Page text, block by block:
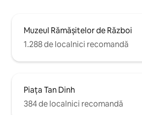
Financial Tower, 10 minute până la stația
centrală de autobuz Ben Thanh și
Pregătește-te să explorezi Saigonul –
Muzeul Rămășitelor de Război
1.288 de localnici recomandă
Piața Tan Dinh
384 de localnici recomandă